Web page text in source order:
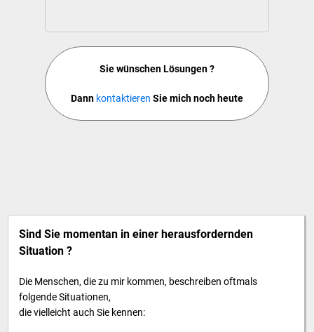
Sie wünschen Lösungen ?
Dann kontaktieren Sie mich noch heute
Sind Sie momentan in einer herausfordernden
Situation ?
Die Menschen, die zu mir kommen, beschreiben oftmals
folgende Situationen,
die vielleicht auch Sie kennen: